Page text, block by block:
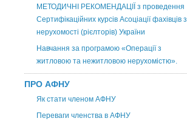
МЕТОДИЧНІ РЕКОМЕНДАЦІЇ з проведення
Сертифікаційних курсів Асоціації фахівців з
нерухомості (рієлторів) України
Навчання за програмою «Операції з
житловою та нежитловою нерухомістю».
ПРО АФНУ
Як стати членом АФНУ
Переваги членства в АФНУ